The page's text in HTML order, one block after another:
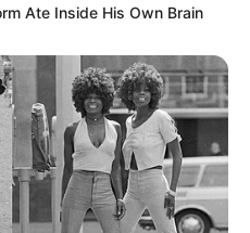
érinthetetlen fejezet,
vitatott vagy gyanús
is erős, mert igyekszik
Ate Inside His Own Brain